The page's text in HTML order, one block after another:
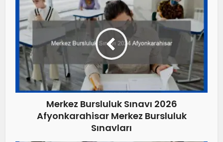
Merkez Bursluluk Sınavı 2026
Afyonkarahisar Merkez Bursluluk
Sınavları